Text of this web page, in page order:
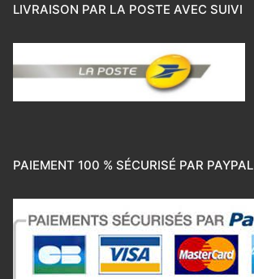
LIVRAISON PAR LA POSTE AVEC SUIVI
PAIEMENT 100 % SÉCURISÉ PAR PAYPAL